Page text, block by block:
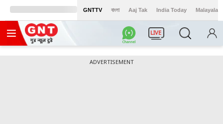
GNTTV বাংলা Aaj Tak India Today Malayalam
LIVE
ADVERTISEMENT